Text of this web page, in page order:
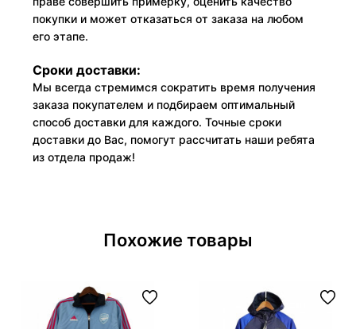
покупки и может отказаться от заказа на любом
его этапе.
Сроки доставки:
Мы всегда стремимся сократить время получения
заказа покупателем и подбираем оптимальный
способ доставки для каждого. Точные сроки
доставки до Вас, помогут рассчитать наши ребята
из отдела продаж!
Похожие товары